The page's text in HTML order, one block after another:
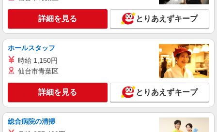
詳細を見る とりあえずキープ
ホールスタッフ
時給 1,150円
仙台市青葉区
詳細を見る とりあえずキープ
総合病院の清掃